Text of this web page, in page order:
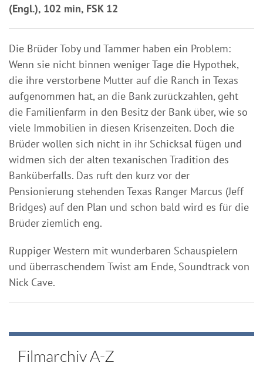
(Engl.), 102 min, FSK 12
Die Brüder Toby und Tammer haben ein Problem:
Wenn sie nicht binnen weniger Tage die Hypothek,
die ihre verstorbene Mutter auf die Ranch in Texas
aufgenommen hat, an die Bank zurückzahlen, geht
die Familienfarm in den Besitz der Bank über, wie so
viele Immobilien in diesen Krisenzeiten. Doch die
Brüder wollen sich nicht in ihr Schicksal fügen und
widmen sich der alten texanischen Tradition des
Banküberfalls. Das ruft den kurz vor der
Pensionierung stehenden Texas Ranger Marcus (Jeff
Bridges) auf den Plan und schon bald wird es für die
Brüder ziemlich eng.
Ruppiger Western mit wunderbaren Schauspielern
und überraschendem Twist am Ende, Soundtrack von
Nick Cave.
Filmarchiv A-Z